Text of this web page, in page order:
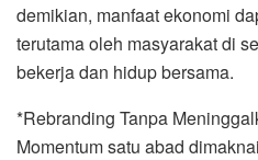
demikian, manfaat ekonomi
terutama oleh masyarakat di
bekerja dan hidup bersama.
*Rebranding Tanpa
Momentum satu abad